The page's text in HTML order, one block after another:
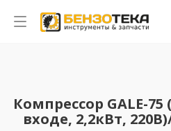
Компрессор GALE-
входе, 2,2кВт,